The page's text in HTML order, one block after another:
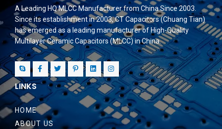
A Leading HQ MLCC Manufacturer from China Since 2003.
Since its establishment in 2003, CT Capacitors (Chuang Tian)
has emerged as a leading manufacturer of High-Quality
Multilayer Ceramic Capacitors (MLCC) in China.
LINKS
HOME
ABOUT US